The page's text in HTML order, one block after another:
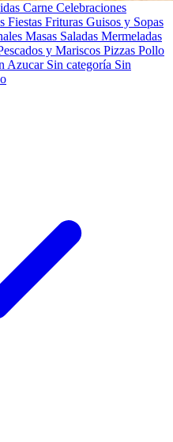
Carne Celebraciones
Fiestas Frituras Guisos y Sopas
Masas Saladas Mermeladas
y Mariscos Pizzas Pollo
Azucar Sin categoría Sin